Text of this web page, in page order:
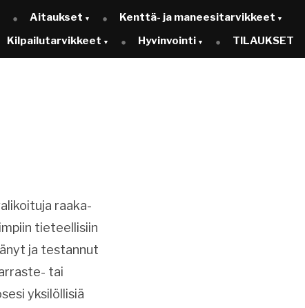
Aitaukset
Kenttä- ja maneesitarvikkeet
Kilpailutarvikkeet Hyvinvointi TILAUKSET
raaka-
tieteellisiin
ja testannut
tai
yksilöllisiä